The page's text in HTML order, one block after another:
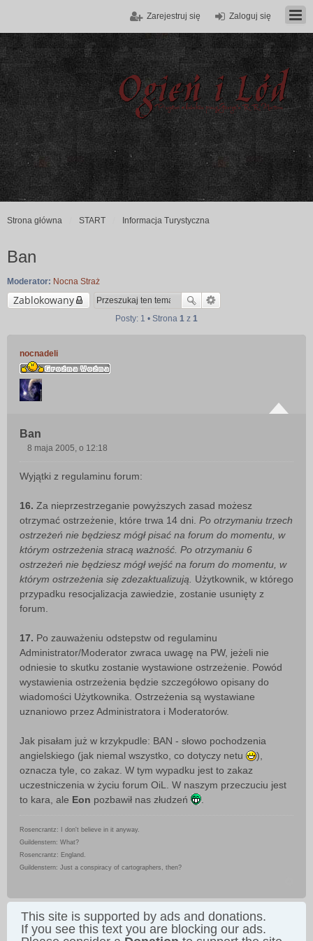
Zaloguj się
Zarejestruj się
Strona główna START Informacja Turystyczna
Ban
Moderator: Nocna Straż
Zablokowany
Posty: 1 • Strona 1 z 1
nocnadeli
Ban
s
8 maja 2005, o 12:18
Wyjątki z regulaminu forum:
16. Za nieprzestrzeganie powyższych zasad możesz
otrzymać ostrzeżenie, które trwa 14 dni. Po otrzymaniu trzech
ostrzeżeń nie będziesz mógł pisać na forum do momentu, w
którym ostrzeżenia stracą ważność. Po otrzymaniu 6
ostrzeżeń nie będziesz mógł wejść na forum do momentu, w
którym ostrzeżenia się zdezaktualizują.
Użytkownik, w którego
przypadku resocjalizacja zawiedzie, zostanie usunięty z
forum.
17. Po zauważeniu odstepstw od regulaminu
Administrator/Moderator zwraca uwagę na PW, jeżeli nie
odniesie to skutku zostanie wystawione ostrzeżenie. Powód
wystawienia ostrzeżenia będzie szczegółowo opisany do
wiadomości Użytkownika. Ostrzeżenia są wystawiane
uznaniowo przez Administratora i Moderatorów.
Jak pisałam już w krzykpudle: BAN - słowo pochodzenia
angielskiego (jak niemal wszystko, co dotyczy netu
),
oznacza tyle, co zakaz. W tym wypadku jest to zakaz
uczestniczenia w życiu forum OiL. W naszym przeczuciu jest
to kara, ale Eon pozbawił nas złudzeń
Rosencrantz: I don't believe in it anyway.
Guildenstern: What?
Rosencrantz: England.
Guildenstern: Just a conspiracy of cartographers, then?
This site is supported by ads and donations.
If you see this text you are blocking our ads.